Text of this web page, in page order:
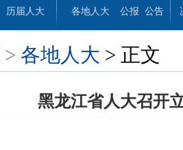
历届人大
各地人大
公报 公告
> 各地人大 > 正文
黑龙江省人大召开